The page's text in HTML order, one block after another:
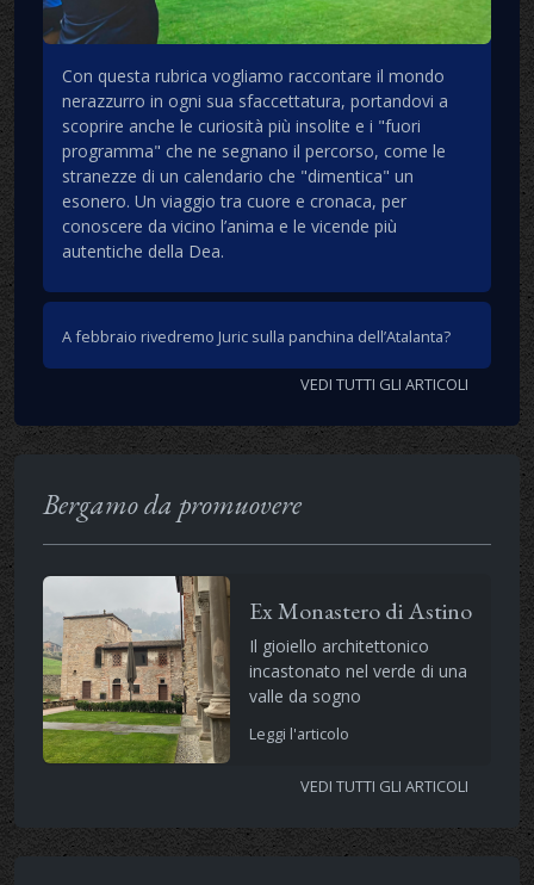
Con questa rubrica vogliamo raccontare il mondo
nerazzurro in ogni sua sfaccettatura, portandovi a
scoprire anche le curiosità più insolite e i "fuori
programma" che ne segnano il percorso, come le
stranezze di un calendario che "dimentica" un
esonero. Un viaggio tra cuore e cronaca, per
conoscere da vicino l’anima e le vicende più
autentiche della Dea.
A febbraio rivedremo Juric sulla panchina dell’Atalanta?
VEDI TUTTI GLI ARTICOLI
Bergamo da promuovere
Ex Monastero di Astino
Il gioiello architettonico
incastonato nel verde di una
valle da sogno
Leggi l'articolo
VEDI TUTTI GLI ARTICOLI